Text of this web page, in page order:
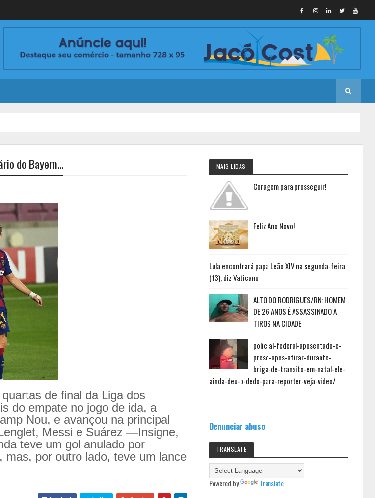
do Bayern...
de final da Liga dos
do empate no jogo de ida, a
Nou, e avançou na principal
Messi e Suárez —Insigne,
teve um gol anulado por
mas, por outro lado, teve um lance
MAIS LIDAS
Coragem para prosseguir!
Feliz Ano Novo!
Lula encontrará papa Leão XIV na segunda-feira
(13), diz Vaticano
ALTO DO RODRIGUES/RN: HOMEM
DE 26 ANOS É ASSASSINADO A
TIROS NA CIDADE
policial-federal-aposentado-e-
preso-apos-atirar-durante-
briga-de-transito-em-natal-ele-
ainda-deu-o-dedo-para-reporter-veja-video/
Denunciar abuso
TRANSLATE
Powered by Translate